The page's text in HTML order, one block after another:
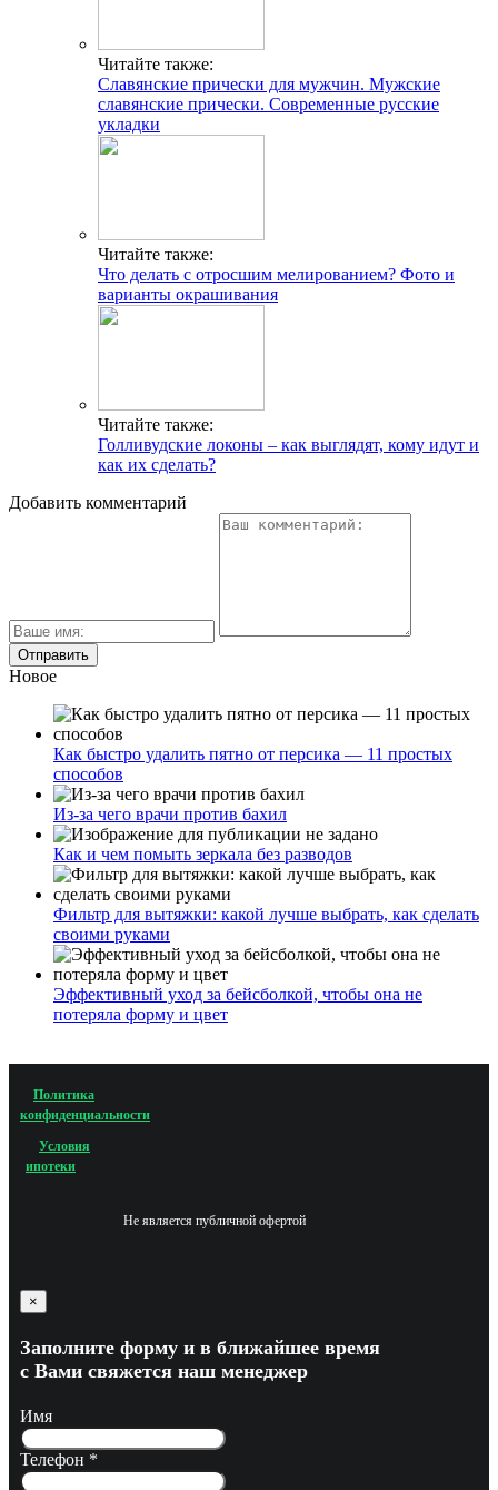
Читайте также:
Славянские прически для мужчин. Мужские
славянские прически. Современные русские
укладки
Читайте также:
Что делать с отросшим мелированием? Фото и
варианты окрашивания
Читайте также:
Голливудские локоны – как выглядят, кому идут и
как их сделать?
Добавить комментарий
Новое
Как быстро удалить пятно от персика — 11 простых
способов
Из-за чего врачи против бахил
Как и чем помыть зеркала без разводов
Фильтр для вытяжки: какой лучше выбрать, как сделать
своими руками
Эффективный уход за бейсболкой, чтобы она не
потеряла форму и цвет
Политика
конфиденциальности
Условия
ипотеки
Не является публичной офертой
×
Заполните форму и в ближайшее время
с Вами свяжется наш менеджер
Имя
Телефон *